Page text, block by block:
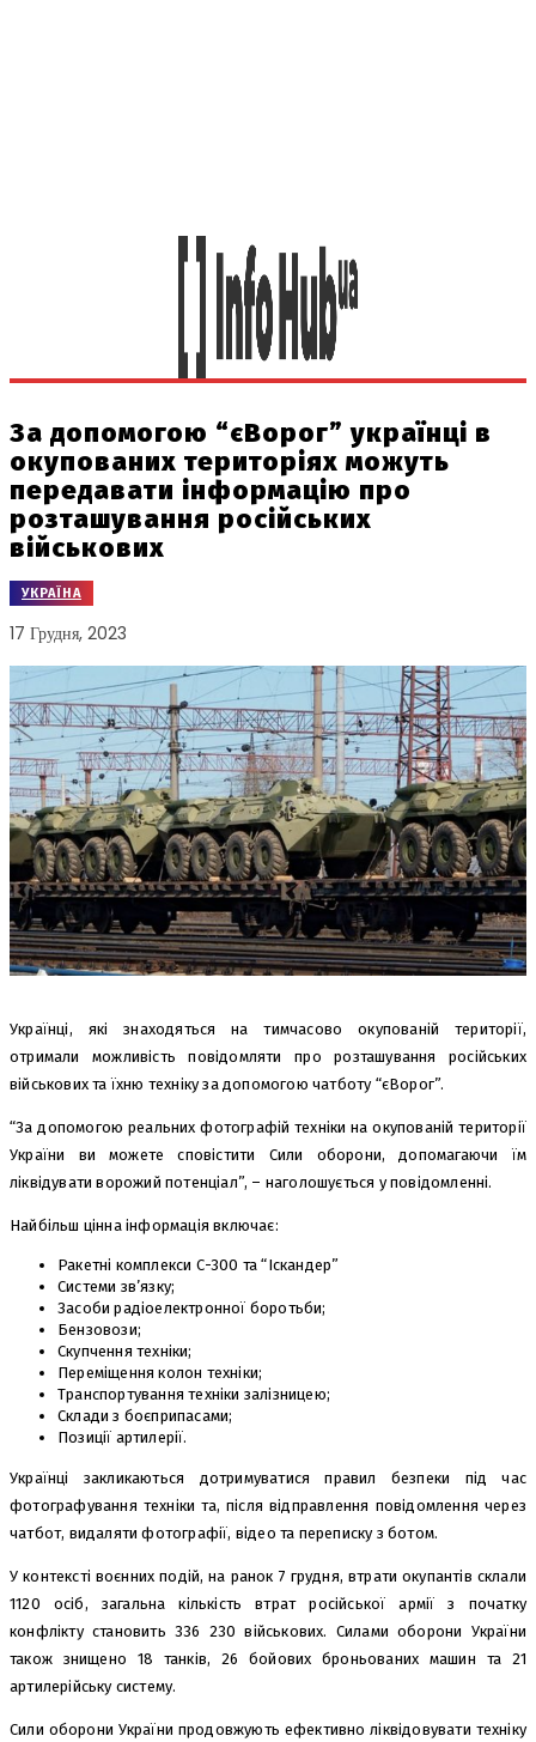
За допомогою “єВорог” українці в
окупованих територіях можуть
передавати інформацію про
розташування російських
військових
УКРАЇНА
17 Грудня, 2023
Українці, які знаходяться на тимчасово окупованій території,
отримали можливість повідомляти про розташування російських
військових та їхню техніку за допомогою чатботу “єВорог”.
“За допомогою реальних фотографій техніки на окупованій території
України ви можете сповістити Сили оборони, допомагаючи їм
ліквідувати ворожий потенціал”, – наголошується у повідомленні.
Найбільш цінна інформація включає:
Ракетні комплекси С-300 та “Іскандер”
Системи зв’язку;
Засоби радіоелектронної боротьби;
Бензовози;
Скупчення техніки;
Переміщення колон техніки;
Транспортування техніки залізницею;
Склади з боєприпасами;
Позиції артилерії.
Українці закликаються дотримуватися правил безпеки під час
фотографування техніки та, після відправлення повідомлення через
чатбот, видаляти фотографії, відео та переписку з ботом.
У контексті воєнних подій, на ранок 7 грудня, втрати окупантів склали
1120 осіб, загальна кількість втрат російської армії з початку
конфлікту становить 336 230 військових. Силами оборони України
також знищено 18 танків, 26 бойових броньованих машин та 21
артилерійську систему.
Сили оборони України продовжують ефективно ліквідовувати техніку